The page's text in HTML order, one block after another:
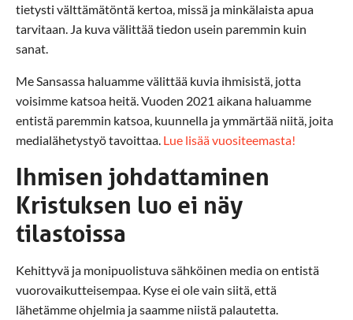
tietysti välttämätöntä kertoa, missä ja minkälaista apua
tarvitaan. Ja kuva välittää tiedon usein paremmin kuin
sanat.
Me Sansassa haluamme välittää kuvia ihmisistä, jotta
voisimme katsoa heitä. Vuoden 2021 aikana haluamme
entistä paremmin katsoa, kuunnella ja ymmärtää niitä, joita
medialähetystyö tavoittaa. Lue lisää vuositeemasta!
Ihmisen johdattaminen
Kristuksen luo ei näy
tilastoissa
Kehittyvä ja monipuolistuva sähköinen media on entistä
vuorovaikutteisempaa. Kyse ei ole vain siitä, että
lähetämme ohjelmia ja saamme niistä palautetta.